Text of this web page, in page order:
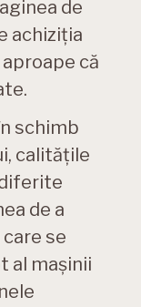
de
achiziția
că
schimb
calitățile
de a
se
al mașinii